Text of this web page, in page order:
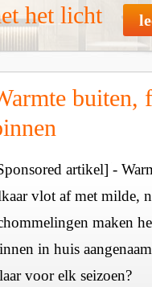
het licht
buiten,
artikel] -
vlot af met milde,
maken
in huis
voor elk seizoen?